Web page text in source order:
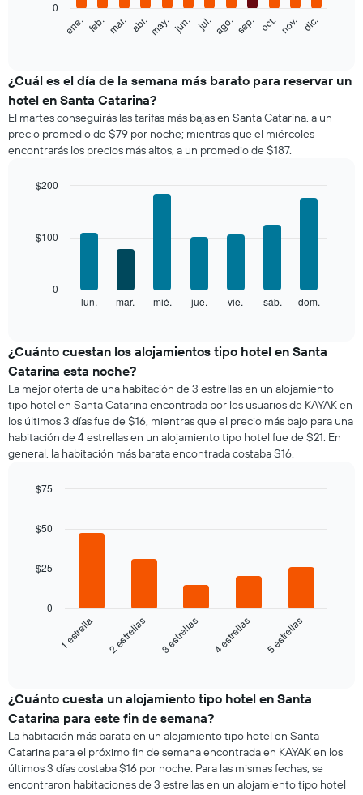
siguiente
el
promedio
de
una
habitación
mes
muestra
El
gráfico
muestra
1
eje
Y
que
indica
precio
de
una
ene. feb. mar. abr.may. jun. jul. ago. sep. oct. nov. dic.
0
¿Cuál es el día de la semana más barato para reservar un
hotel en Santa Catarina?
El martes conseguirás las tarifas más bajas en Santa Catarina, a un
precio promedio de $79 por noche; mientras que el miércoles
encontrarás los precios más altos, a un promedio de $187.
el
precio
promedio
de
una
habitación
por
cada
de
El
muestra
la
semana.
El
gráfico
muestra
lun. mar. mié. jue. vie. sáb. dom.
0
$100
$200
¿Cuánto cuestan los alojamientos tipo hotel en Santa
Catarina esta noche?
La mejor oferta de una habitación de 3 estrellas en un alojamiento
tipo hotel en Santa Catarina encontrada por los usuarios de KAYAK en
los últimos 3 días fue de $16, mientras que el precio más bajo para una
habitación de 4 estrellas en un alojamiento tipo hotel fue de $21. En
general, la habitación más barata encontrada costaba $16.
with
siguiente
muestra
de
una
habitación
para
esta
noche,
calculado
1 estrella 2 estrellas 3 estrellas 4 estrellas 5 estrellas
0
$25
$50
$75
¿Cuánto cuesta un alojamiento tipo hotel en Santa
Catarina para este fin de semana?
La habitación más barata en un alojamiento tipo hotel en Santa
Catarina para el próximo fin de semana encontrada en KAYAK en los
últimos 3 días costaba $16 por noche. Para las mismas fechas, se
encontraron habitaciones de 3 estrellas en un alojamiento tipo hotel